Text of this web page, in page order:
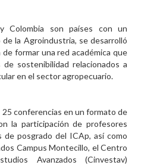
Colombia son países con un
la Agroindustria, se desarrolló
formar una red académica que
sostenibilidad relacionados a
en el sector agropecuario.
conferencias en un formato de
la participación de profesores
de posgrado del ICAp, así como
Campus Montecillo, el Centro
Avanzados (Cinvestav)